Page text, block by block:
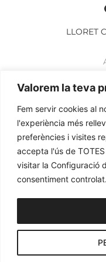
Valorem la teva
Fem servir cookies al
l'experiència més
preferències i visites
accepta l'ús de
visitar la Configuració
consentiment controlat.
LLORET
2026© OGL